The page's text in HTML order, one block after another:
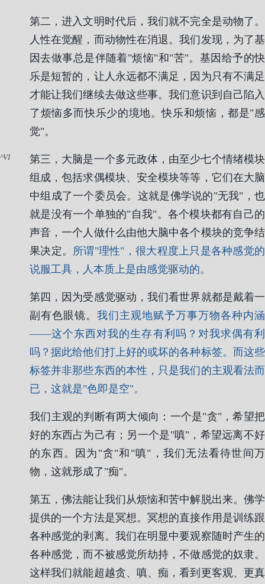
第二，进入文明时代后，我们就不完全是动物了。
人性在觉醒，而动物性在消退。我们发现，为了基
因去做事总是伴随着"烦恼"和"苦"。基因给予的快
乐是短暂的，让人永远都不满足，因为只有不满足
才能让我们继续去做这些事。我们意识到自己陷入
了烦恼多而快乐少的境地。快乐和烦恼，都是"感
觉"。
VI
第三，大脑是一个多元政体，由至少七个情绪模块
组成，包括求偶模块、安全模块等等，它们在大脑
中组成了一个委员会。这就是佛学说的"无我"，也
就是没有一个单独的"自我"。各个模块都有自己的
声音，一个人做什么由他大脑中各个模块的竞争结
果决定。 所谓"理性"，很大程度上只是各种感觉的
说服工具，人本质上是由感觉驱动的。
第四，因为受感觉驱动，我们看世界就都是戴着一
副有色眼镜。 我们主观地赋予万事万物各种内涵
——这个东西对我的生存有利吗？对我求偶有利
吗？据此给他们打上好的或坏的各种标签。而这些
标签并非那些东西的本性，只是我们的主观看法而
已，这就是"色即是空"。
我们主观的判断有两大倾向：一个是"贪"，希望把
好的东西占为己有；另一个是"嗔"，希望远离不好
的东西。因为"贪"和"嗔"，我们无法看待世间万
物，这就形成了"痴"。
第五，佛法能让我们从烦恼和苦中解脱出来。佛学
提供的一个方法是冥想。冥想的直接作用是训练跟
各种感觉的剥离。我们在明显中要观察随时产生的
各种感觉，而不被感觉所劫持，不做感觉的奴隶。
这样我们就能超越贪、嗔、痴，看到更客观、更真